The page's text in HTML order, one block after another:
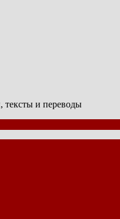
тексты и переводы